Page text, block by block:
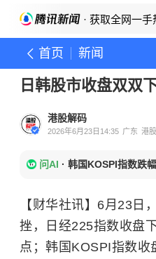
· 获取全网一手
首页 新闻
日韩股市收盘双双
港股解码
2026年6月23日14:35 广东 港
问AI · 韩国KOSPI指数跌
【财华社讯】6月23日
挫，日经225指数收盘
点；韩国KOSPI指数收